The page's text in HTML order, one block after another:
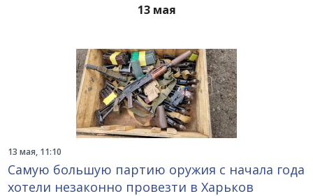
13 мая
13 мая, 11:10
Самую большую партию оружия с начала года
хотели незаконно провезти в Харьков